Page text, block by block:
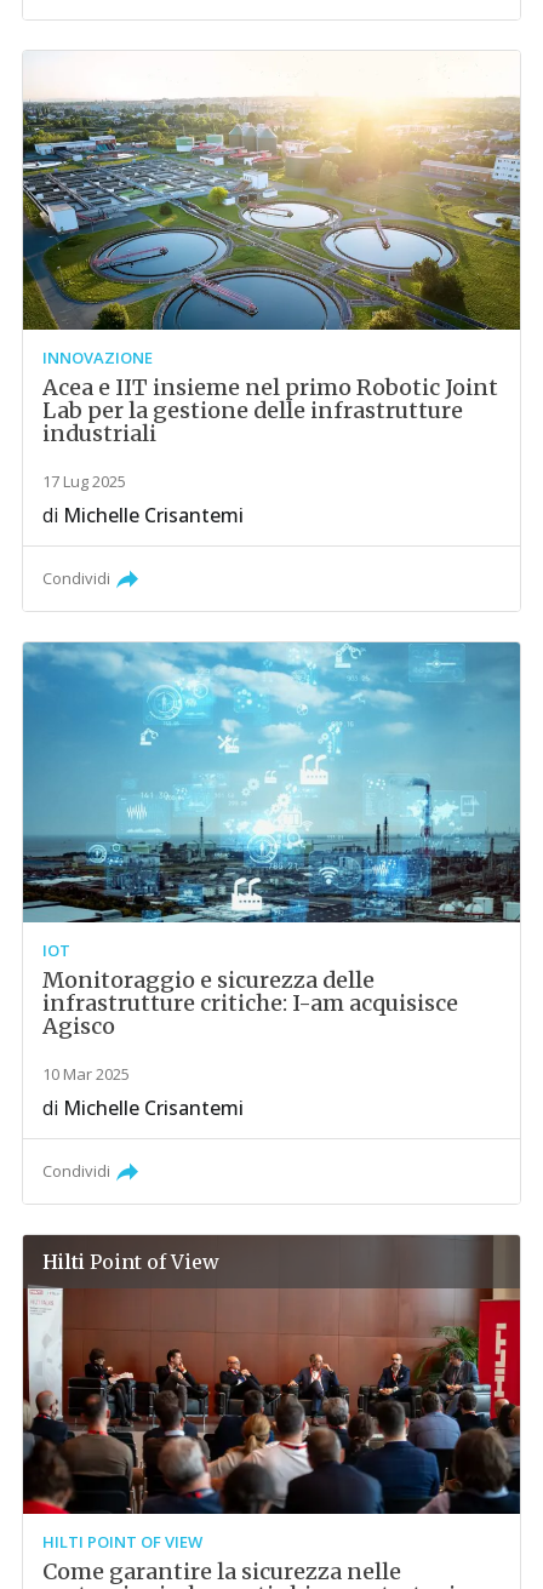
INNOVAZIONE
Acea e IIT insieme nel primo Robotic Joint
Lab per la gestione delle infrastrutture
industriali
17 Lug 2025
di Michelle Crisantemi
Condividi
IOT
Monitoraggio e sicurezza delle
infrastrutture critiche: I-am acquisisce
Agisco
10 Mar 2025
di Michelle Crisantemi
Condividi
Hilti Point of View
HILTI POINT OF VIEW
Come garantire la sicurezza nelle